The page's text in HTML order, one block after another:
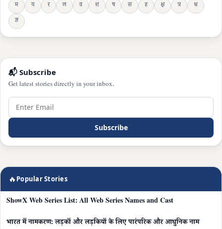
म
य र ल व श ष स ह क्ष त्र
श्र
ज्ञ
📬 Subscribe
Get latest stories directly in your inbox.
Subscribe
🔥 Popular Stories
ShowX Web Series List: All Web Series Names and Cast
भारत में नामकरण: लड़कों और लड़कियों के लिए पारंपरिक और आधुनिक नाम